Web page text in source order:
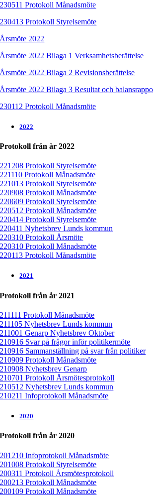
230511 Protokoll Månadsmöte
230413 Protokoll Styrelsemöte
Årsmöte 2022
Årsmöte 2022 Bilaga 1 Verksamhetsberättelse
Årsmöte 2022 Bilaga 2 Revisionsberättelse
Årsmöte 2022 Bilaga 3 Resultat och
230112 Protokoll Månadsmöte
2022
Protokoll från år 2022
221208 Protokoll Styrelsemöte
221110 Protokoll Månadsmöte
221013 Protokoll Styrelsemöte
220908 Protokoll Månadsmöte
220609 Protokoll Styrelsemöte
220512 Protokoll Månadsmöte
220414 Protokoll Styrelsemöte
220411 Nyhetsbrev Lunds kommun
220310 Protokoll Årsmöte
220310 Protokoll Månadsmöte
220113 Protokoll Månadsmöte
2021
Protokoll från år 2021
211111 Protokoll Månadsmöte
211105 Nyhetsbrev Lunds kommun
211001 Genarp Nyhetsbrev Oktober
210916 Svar på frågor inför politikermöte
210916 Sammanställning på svar från politiker
210909 Protokoll Månadsmöte
210908 Nyhetsbrev Genarp
210701 Protokoll Årsmötesprotokoll
210512 Nyhetsbrev Lunds kommun
210211 Infoprotokoll Månadsmöte
2020
Protokoll från år 2020
201210 Infoprotokoll Månadsmöte
201008 Protokoll Styrelsemöte
200311 Protokoll Årsmötesprotokoll
200213 Protokoll Månadsmöte
200109 Protokoll Månadsmöte